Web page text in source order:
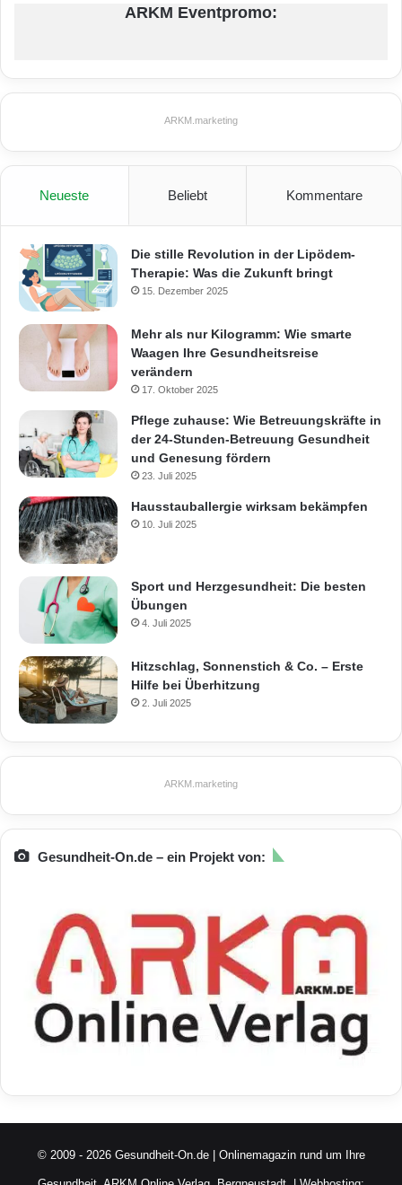
ARKM Eventpromo:
ARKM.marketing
Neueste Beliebt Kommentare
Die stille Revolution in der Lipödem-
Therapie: Was die Zukunft bringt
15. Dezember 2025
Mehr als nur Kilogramm: Wie smarte
Waagen Ihre Gesundheitsreise
verändern
17. Oktober 2025
Pflege zuhause: Wie Betreuungskräfte in
der 24-Stunden-Betreuung Gesundheit
und Genesung fördern
23. Juli 2025
Hausstauballergie wirksam bekämpfen
10. Juli 2025
Sport und Herzgesundheit: Die besten
Übungen
4. Juli 2025
Hitzschlag, Sonnenstich & Co. – Erste
Hilfe bei Überhitzung
2. Juli 2025
ARKM.marketing
Gesundheit-On.de – ein Projekt von:
© 2009 - 2026 Gesundheit-On.de | Onlinemagazin rund um Ihre